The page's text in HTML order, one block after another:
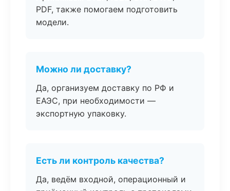
PDF, также помогаем подготовить
модели.
Можно ли доставку?
Да, организуем доставку по РФ и
ЕАЭС, при необходимости —
экспортную упаковку.
Есть ли контроль качества?
Да, ведём входной, операционный и